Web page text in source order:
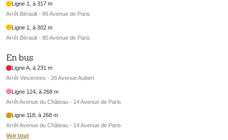
Ligne 1, à 317 m
Arrêt Bérault - 86 Avenue de Paris
Ligne 1, à 302 m
Arrêt Bérault - 80 Avenue de Paris
En bus
Ligne A, à 231 m
Arrêt Vincennes - 26 Avenue Aubert
Ligne 124, à 268 m
Arrêt Avenue du Château - 14 Avenue de Paris
Ligne 118, à 268 m
Arrêt Avenue du Château - 14 Avenue de Paris
Voir tout